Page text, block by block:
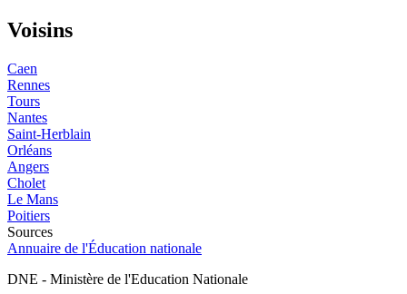
Voisins
Caen
Rennes
Tours
Nantes
Saint-Herblain
Orléans
Angers
Cholet
Le Mans
Poitiers
Sources
Annuaire de l'Éducation nationale
DNE - Ministère de l'Education Nationale